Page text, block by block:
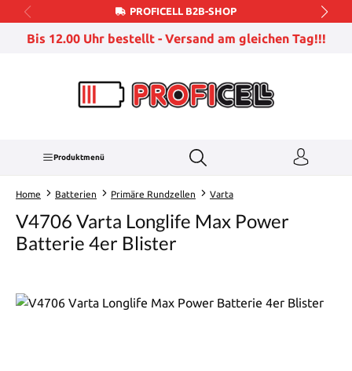
Zum Hauptinhalt springenPROFICELL B2B-SHOP
Bis 12.00 Uhr bestellt - Versand am gleichen Tag!!!
Produktmenü
Home Batterien Primäre Rundzellen Varta
V4706 Varta Longlife Max Power
Batterie 4er Blister